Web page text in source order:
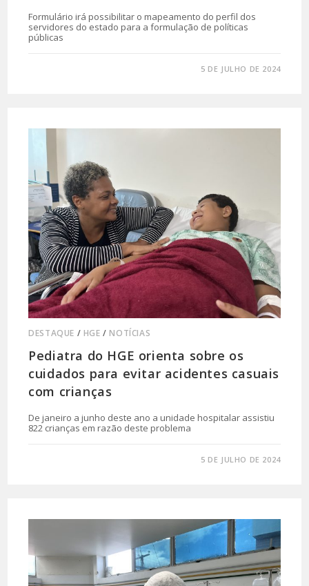
Formulário irá possibilitar o mapeamento do perfil dos
servidores do estado para a formulação de políticas
públicas
5 DE JULHO DE 2024
DESTAQUE / HGE /NOTÍCIAS
Pediatra do HGE orienta sobre os
cuidados para evitar acidentes casuais
com crianças
De janeiro a junho deste ano a unidade hospitalar assistiu
822 crianças em razão deste problema
5 DE JULHO DE 2024